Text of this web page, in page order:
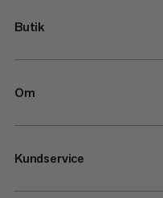
Butik
Om
Kundservice